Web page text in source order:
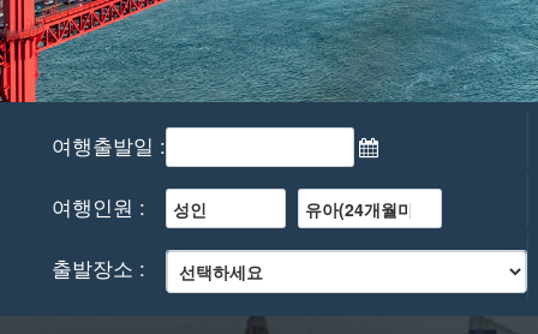
여행출발일 :
여행인원 :
출발장소 :